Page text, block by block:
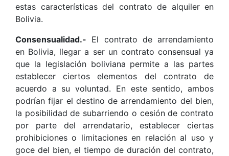
estas características del contrato de alquiler en
Bolivia.
Consensualidad.- El contrato de arrendamiento
en Bolivia, llegar a ser un contrato consensual ya
que la legislación boliviana permite a las partes
establecer ciertos elementos del contrato de
acuerdo a su voluntad. En este sentido, ambos
podrían fijar el destino de arrendamiento del bien,
la posibilidad de subarriendo o cesión de contrato
por parte del arrendatario, establecer ciertas
prohibiciones o limitaciones en relación al uso y
goce del bien, el tiempo de duración del contrato,